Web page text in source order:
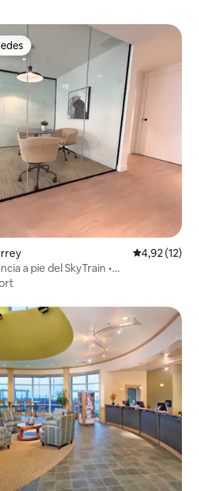
Calificación
4,92 (12)
a pie del SkyTrain •
gratuitos